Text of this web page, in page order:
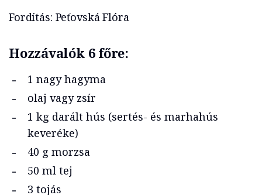
Fordítás: Peťovská Flóra
Hozzávalók 6 főre:
1 nagy hagyma
olaj vagy zsír
1 kg darált hús (sertés- és marhahús
keveréke)
40 g morzsa
50 ml tej
3 tojás